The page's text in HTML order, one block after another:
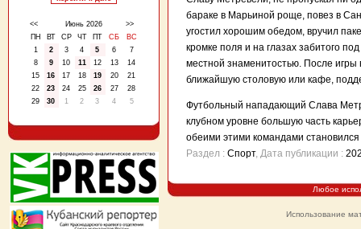
<< Июнь 2026
>>
ПН
ВТ СР ЧТ ПТ СБ
ВС
1
2 3 4 5 6
7
8
9 10 11 12 13
14
15
16 17 18 19 20
21
22
23 24 25 26 27
28
29
30 1 2 3 4 5
бараке в Марьиной роще, повез в
угостил хорошим обедом, вручил
кромке поля и на глазах забитого
местной знаменитостью. После
ближайшую столовую или кафе,
Футбольный нападающий Слава
клубном уровне большую часть
обеими этими командами
Раздел : Спорт, Дата публикации :
Любое
Использование